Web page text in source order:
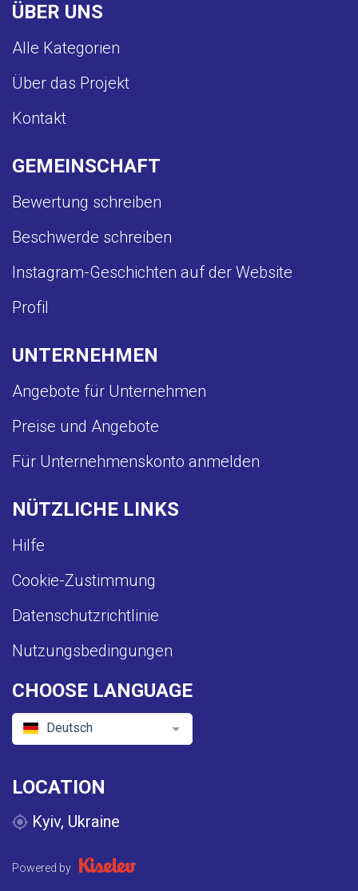
ÜBER UNS
Alle Kategorien
Über das Projekt
Kontakt
GEMEINSCHAFT
Bewertung schreiben
Beschwerde schreiben
Instagram-Geschichten auf der Website
Profil
UNTERNEHMEN
Angebote für Unternehmen
Preise und Angebote
Für Unternehmenskonto anmelden
NÜTZLICHE LINKS
Hilfe
Cookie-Zustimmung
Datenschutzrichtlinie
Nutzungsbedingungen
CHOOSE LANGUAGE
Deutsch
LOCATION
Kyiv, Ukraine
Powered by